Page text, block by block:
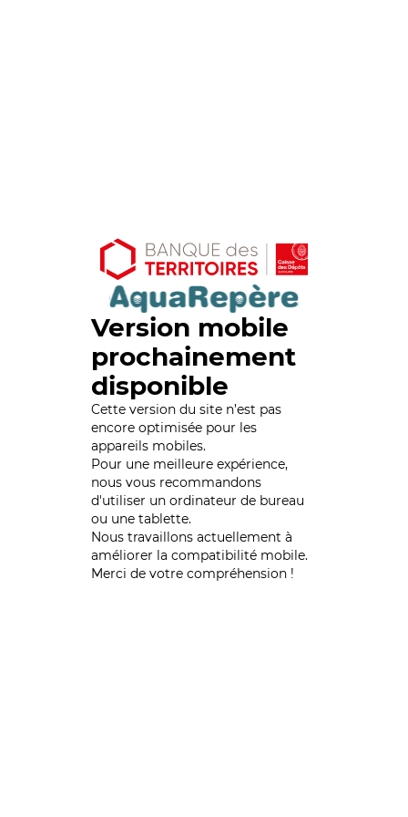
Version mobile
prochainement
disponible
Cette version du site n’est pas
encore optimisée pour les
appareils mobiles.
Pour une meilleure expérience,
nous vous recommandons
d'utiliser un ordinateur de bureau
ou une tablette.
Nous travaillons actuellement à
améliorer la compatibilité mobile.
Merci de votre compréhension !